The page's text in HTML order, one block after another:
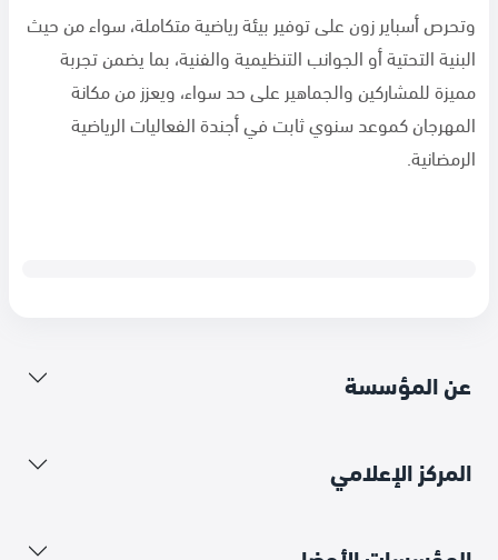
وتحرص أسباير زون على توفير بيئة رياضية متكاملة، سواء من حيث
البنية التحتية أو الجوانب التنظيمية والفنية، بما يضمن تجربة
مميزة للمشاركين والجماهير على حد سواء، ويعزز من مكانة
المهرجان كموعد سنوي ثابت في أجندة الفعاليات الرياضية
الرمضانية.
عن المؤسسة
المركز الإعلامي